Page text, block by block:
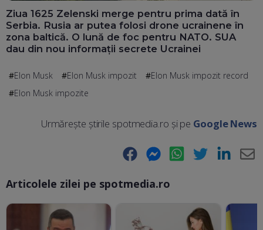
Ziua 1625 Zelenski merge pentru prima dată în
Serbia. Rusia ar putea folosi drone ucrainene în
zona baltică. O lună de foc pentru NATO. SUA
dau din nou informații secrete Ucrainei
Elon Musk Elon Musk impozit
Elon Musk impozit record
Elon Musk impozite
Urmărește știrile spotmedia.ro și pe Google News
Facebook Messenger WhatsApp Twitter LinkedIn
Articolele zilei pe spotmedia.ro